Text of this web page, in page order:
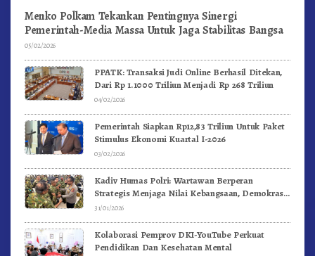
Menko Polkam Tekankan Pentingnya Sinergi
Pemerintah-Media Massa Untuk Jaga Stabilitas Bangsa
05/02/2026
PPATK: Transaksi Judi Online Berhasil Ditekan,
Dari Rp 1.1000 Triliun Menjadi Rp 268 Triliun
04/02/2026
Pemerintah Siapkan Rp12,83 Triliun Untuk Paket
Stimulus Ekonomi Kuartal I-2026
03/02/2026
Kadiv Humas Polri: Wartawan Berperan
Strategis Menjaga Nilai Kebangsaan, Demokrasi,
dan NKRI
31/01/2026
Kolaborasi Pemprov DKI-YouTube Perkuat
Pendidikan Dan Kesehatan Mental